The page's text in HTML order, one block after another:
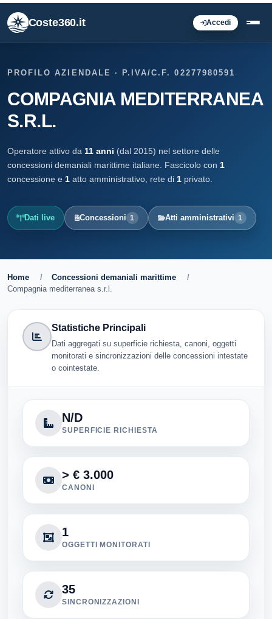
Coste360.it Accedi
PROFILO AZIENDALE · P.IVA/C.F. 02277980591
COMPAGNIA MEDITERRANEA
S.R.L.
Operatore attivo da 11 anni (dal 2015) nel settore delle
concessioni demaniali marittime italiane. Fascicolo con 1
concessione e 1 atto amministrativo, rete di 1 privato.
Dati live Concessioni 1 Atti amministrativi 1
Home / Concessioni demaniali marittime
/
Compagnia mediterranea s.r.l.
Statistiche Principali
Dati aggregati su superficie richiesta, canoni, oggetti
monitorati e sincronizzazioni delle concessioni intestate
o cointestate.
N/D
SUPERFICIE RICHIESTA
> € 3.000
CANONI
1
OGGETTI MONITORATI
35
SINCRONIZZAZIONI